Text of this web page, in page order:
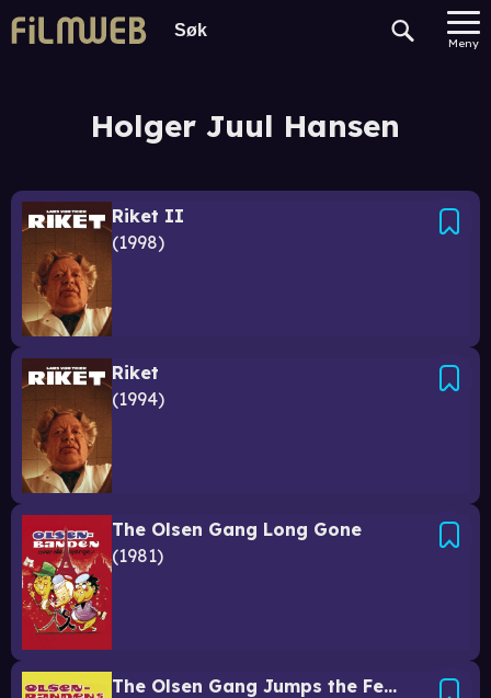
Meny
Holger Juul Hansen
Riket II
1998
Riket
1994
The Olsen Gang Long Gone
1981
The Olsen Gang Jumps the Fence